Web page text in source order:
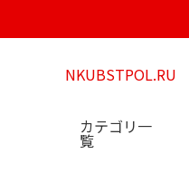
NKUBSTPOL.RU
カテゴリ一
覧